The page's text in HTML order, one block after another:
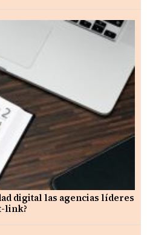
digital las agencias líderes
link?